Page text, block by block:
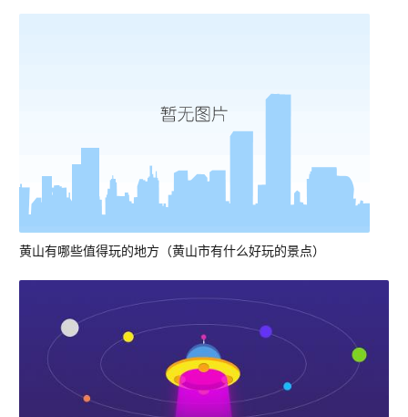
黄山有哪些值得玩的地方（黄山市有什么好玩的景点）